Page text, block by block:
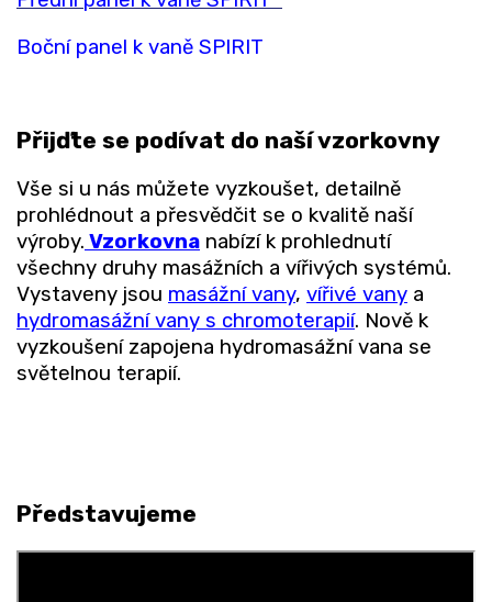
Boční panel k vaně SPIRIT
Přijďte se podívat do naší vzorkovny
Vše si u nás můžete vyzkoušet, detailně
prohlédnout a přesvědčit se o kvalitě naší
výroby. Vzorkovna nabízí k prohlednutí
všechny druhy masážních a vířivých systémů.
Vystaveny jsou masážní vany, vířivé vany a
hydromasážní vany s chromoterapií. Nově k
vyzkoušení zapojena hydromasážní vana se
světelnou terapií.
Představujeme